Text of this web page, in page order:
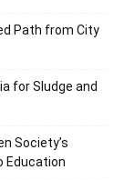
Path from City
for Sludge and
Society’s
Education